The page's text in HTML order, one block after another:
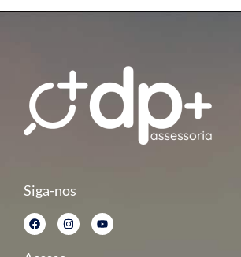
Siga-nos